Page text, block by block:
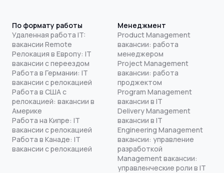
По формату работы
Удаленная работа IT:
вакансии Remote
Релокация в Европу: IT
вакансии с переездом
Работа в Германии: IT
вакансии с релокацией
Работа в США с
релокацией: вакансии в
Америке
Работа на Кипре: IT
вакансии с релокацией
Работа в Канаде: IT
вакансии с релокацией
Менеджмент
Product Management
вакансии: работа
менеджером
Project Management
вакансии: работа
проджектом
Program Management
вакансии в IT
Delivery Management
вакансии в IT
Engineering Management
вакансии: управление
разработкой
Management вакансии:
управленческие роли в IT